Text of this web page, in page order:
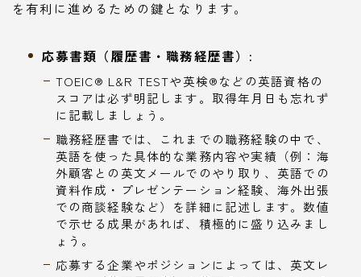
を有利に進めるための鍵となります。
応募書類（履歴書・職務経歴書）:
TOEIC® L&R TESTや英検®などの英語資格の
スコアは必ず明記します。取得年月日も忘れず
に記載しましょう。
職務経歴書では、これまでの職務経験の中で、
英語を使った具体的な業務内容や実績（例：海
外顧客との英文メールでのやり取り、英語での
資料作成・プレゼンテーション経験、海外出張
での商談経験など）を詳細に記述します。数値
で示せる成果があれば、積極的に盛り込みまし
ょう。
応募する企業やポジションによっては、英文レ